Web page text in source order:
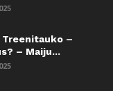
Treenitauko –
– Maiju...